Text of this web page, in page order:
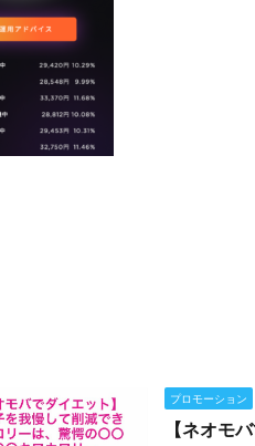
プロモーション
【ネオモ